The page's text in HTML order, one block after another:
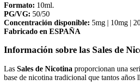
Formato: 10ml.
PG/VG: 50/50
Concentración disponible: 5mg | 10mg |
Fabricado en ESPAÑA
Información sobre las Sales de
Las Sales de Nicotina proporcionan una
base de nicotina tradicional que tantos años